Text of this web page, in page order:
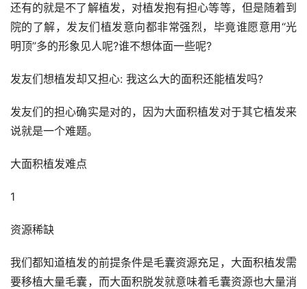
还有的就是不了解植发，对植发抱有担心等等，但是随着到
院的了解，发友们植发意向都非常强烈，毕竟谁愿意用“光
明顶”多的形象见人呢?谁不想体面一些呢?
发友们想植发却又担心: 我这么大的面积还能植发吗?
发友们的担心确实是对的，因为大面积植发对于其它植发来
说就是一个难题。
大面积植发难点
1
资源稀缺
我们都知道植发的前提条件是毛囊资源充足，大面积植发需
要移植大量毛囊，而大面积脱发就意味着毛囊资源也大量消